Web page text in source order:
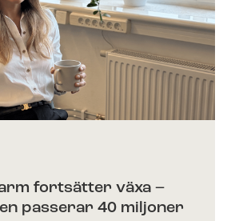
våra nöjda kunder.
larm?
för prisförslag. Någon av
larm?​
för prisförslag. Någon av
återkommer till dig inom
fortsätter växa –
passerar 40 miljoner